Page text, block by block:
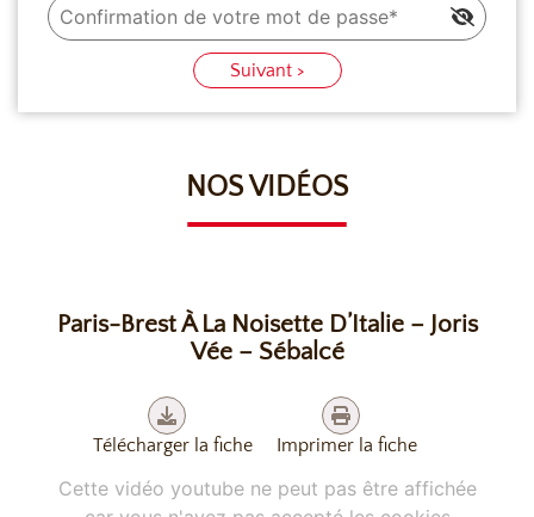
Cuire environ 5 minutes au four à sol à 200°C (ouras
fermés) puis baisser à 160°C et prolonger la cuisson
Suivant >
NOS VIDÉOS
Paris-Brest À La Noisette D’Italie – Joris
Vée – Sébalcé
Télécharger la fiche Imprimer la fiche
Cette vidéo youtube ne peut pas être affichée